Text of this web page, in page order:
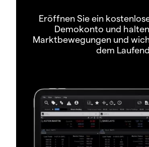
Eröffnen Sie ein
Demokonto und
Marktbewegungen und
dem